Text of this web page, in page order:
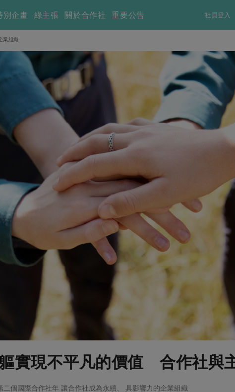
社員登入
別企畫 綠主張 關於合作社 重要公告
業組織
實現不平凡的價值 合作社與
個國際合作社年 讓合作社成為永續、 具影響力的企業組織